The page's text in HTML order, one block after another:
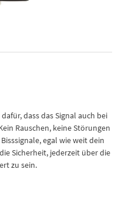
dass das Signal auch bei
Rauschen, keine Störungen
egal wie weit dein
Sicherheit, jederzeit über die
zu sein.